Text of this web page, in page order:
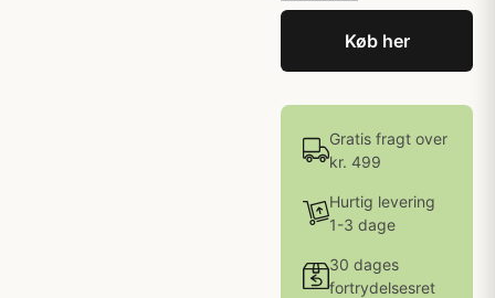
Køb her
Gratis fragt over
kr. 499
Hurtig levering
1-3 dage
30 dages
fortrydelsesret